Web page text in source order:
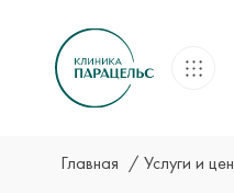
Главная Услуги и